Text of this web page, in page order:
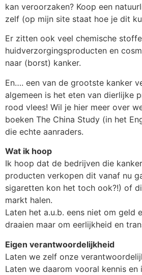
kan veroorzaken? Koop een
zelf (op mijn site staat hoe je dit
Er zitten ook veel chemische
huidverzorgingsproducten en
naar (borst) kanker.
En…. een van de grootste kanker
algemeen is het eten van dierlijke
rood vlees! Wil je hier meer over
boeken The China Study (in het
die echte aanraders.
Wat ik hoop
Ik hoop dat de bedrijven die
producten verkopen dit vanaf nu
sigaretten kon het toch ook?!) of
markt halen.
Laten het a.u.b. eens niet om geld
draaien maar om eerlijkheid en
Eigen verantwoordelijkheid
Laten we zelf onze
Laten we daarom vooral kennis